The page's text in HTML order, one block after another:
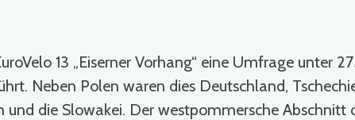
13 „Eiserner Vorhang“ eine Umfrage unter
Neben Polen waren dies Deutschland,
und die Slowakei. Der westpommersche Abschnitt